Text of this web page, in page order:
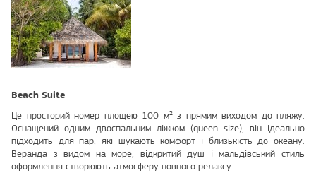
Beach Suite
Це просторий номер площею 100 м² з прямим виходом до пляжу.
Оснащений одним двоспальним ліжком (queen size), він ідеально
підходить для пар, які шукають комфорт і близькість до океану.
Веранда з видом на море, відкритий душ і мальдівський стиль
оформлення створюють атмосферу повного релаксу.